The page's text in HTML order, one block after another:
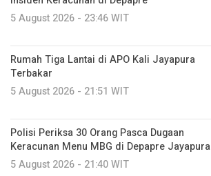
5 August 2026 - 23:46 WIT
Rumah Tiga Lantai di APO Kali Jayapura
Terbakar
5 August 2026 - 21:51 WIT
Polisi Periksa 30 Orang Pasca Dugaan
Keracunan Menu MBG di Depapre Jayapura
5 August 2026 - 21:40 WIT